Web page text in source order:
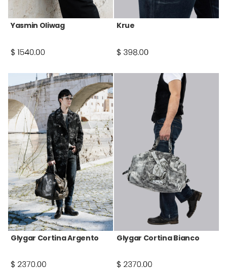
Yasmin Oliwag Krue
Glygar Cortina Argento Glygar Cortina Bianco